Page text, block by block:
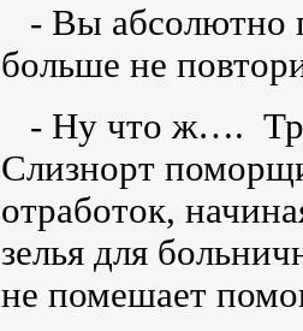
- Вы абсолютно
больше не
- Ну что ж….
Слизнорт
отработок,
зелья для
не помешает